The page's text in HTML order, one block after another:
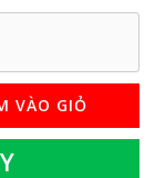
VÀO GIỎ